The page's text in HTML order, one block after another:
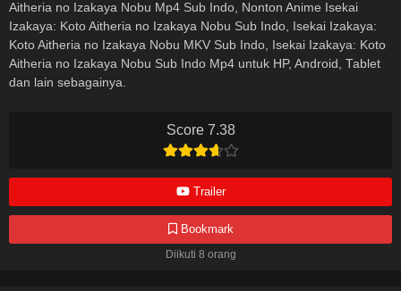
Score 7.38
Trailer
Bookmark
Diikuti 8 orang
Aitheria no Izakaya Nobu Mp4 Sub Indo, Nonton Anime Isekai
Izakaya: Koto Aitheria no Izakaya Nobu Sub Indo, Isekai Izakaya:
Koto Aitheria no Izakaya Nobu MKV Sub Indo, Isekai Izakaya: Koto
Aitheria no Izakaya Nobu Sub Indo Mp4 untuk HP, Android, Tablet
dan lain sebagainya.